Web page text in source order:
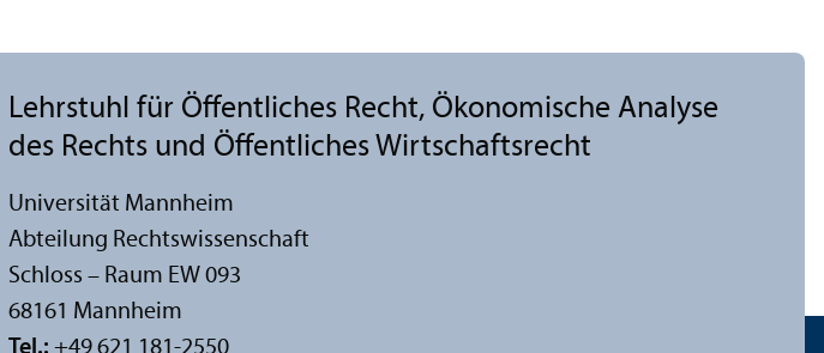
Lehr­stuhl für Öffentliches Recht, Ökonomische Analyse
des Rechts und Öffentliches Wirtschafts­recht
Universität Mannheim
Abteilung Rechts­wissenschaft
Schloss – Raum EW 093
68161 Mannheim
Tel.: +49 621 181-2550